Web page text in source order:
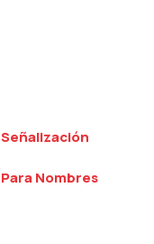
Señalización
Para Nombres